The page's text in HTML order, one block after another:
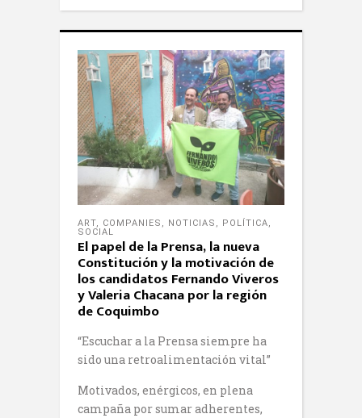
ART, COMPANIES , NOTICIAS , POLÍTICA,
SOCIAL
El papel de la Prensa, la nueva
Constitución y la motivación de
los candidatos Fernando Viveros
y Valeria Chacana por la región
de Coquimbo
“Escuchar a la Prensa siempre ha
sido una retroalimentación vital”
Motivados, enérgicos, en plena
campaña por sumar adherentes,